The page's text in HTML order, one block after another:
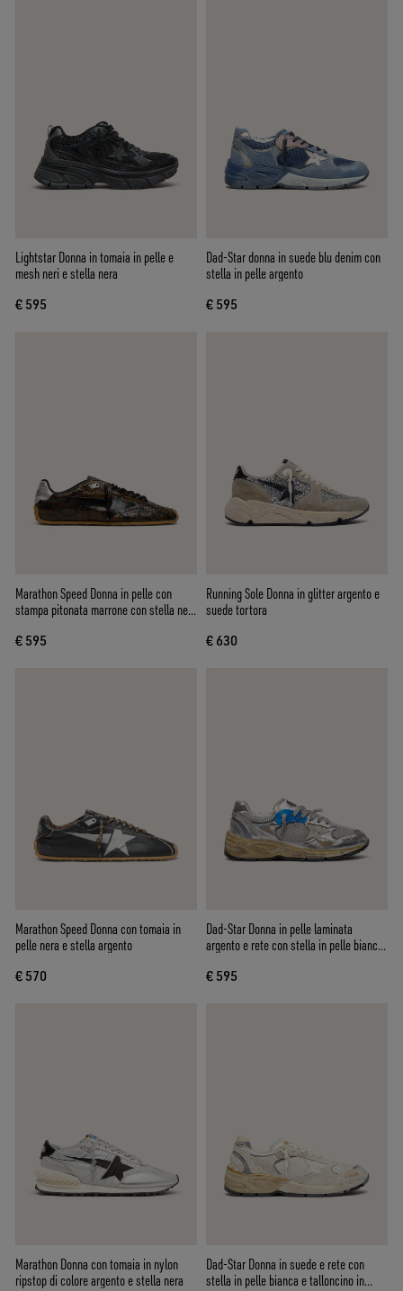
Lightstar Donna in tomaia in pelle e
mesh neri e stella nera
€ 595
Dad-Star donna in suede blu denim con
stella in pelle argento
€ 595
Marathon Speed Donna in pelle con
stampa pitonata marrone con stella nera
€ 595
Running Sole Donna in glitter argento e
suede tortora
€ 630
Marathon Speed Donna con tomaia in
pelle nera e stella argento
€ 570
Dad-Star Donna in pelle laminata
argento e rete con stella in pelle bianca
€ 595
Marathon Donna con tomaia in nylon
ripstop di colore argento e stella nera
Dad-Star Donna in suede e rete con
stella in pelle bianca e talloncino in